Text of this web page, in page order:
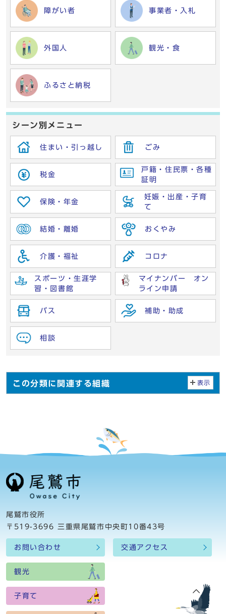
障がい者 事業者・入札
外国人 観光・食
ふるさと納税
シーン別メニュー
住まい・引っ越し ごみ
税金
戸籍・住民票・各種
証明
保険・年金
妊娠・出産・子育
て
結婚・離婚 おくやみ
介護・福祉 コロナ
スポーツ・生涯学
習・図書館
マイナンバー オン
ライン申請
バス 補助・助成
相談
この分類に関連する組織 表示
尾鷲市役所
〒519-3696 三重県尾鷲市中央町10番43号
お問い合わせ 交通アクセス
観光
子育て